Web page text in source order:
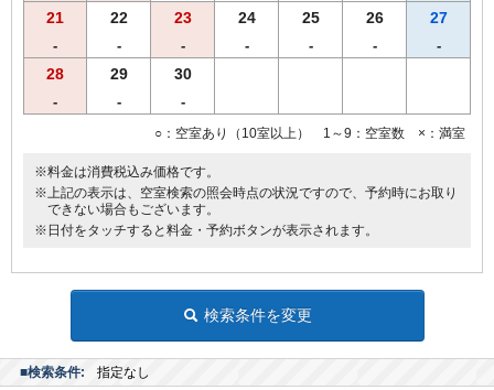
※朝食メニューおよび朝食時間は予告なく変更となる場合がございま
21
-
22
-
23
-
24
-
25
-
26
-
27
-
28
-
29
-
30
-
○：空室あり（10室以上） 1～9：空室数 ×：満室
※料金は消費税込み価格です。
※上記の表示は、空室検索の照会時点の状況ですので、予約時にお取り
できない場合もございます。
※日付をタッチすると料金・予約ボタンが表示されます。
検索条件を変更
■検索条件: 指定なし